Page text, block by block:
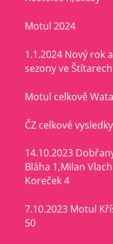
Motul 2024
1.1.2024 Nový rok
sezony ve Štítarech
Motul celkově
ČZ celkové
14.10.2023
Bláha 1,Milan
Koreček 4
7.10.2023 Motul
50